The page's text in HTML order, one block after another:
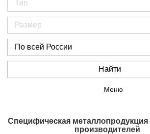
Найти
Меню
Специфическая металлопродукция
производителей